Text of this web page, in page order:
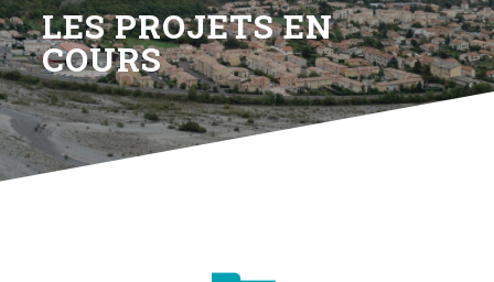
LES PROJETS EN
COURS